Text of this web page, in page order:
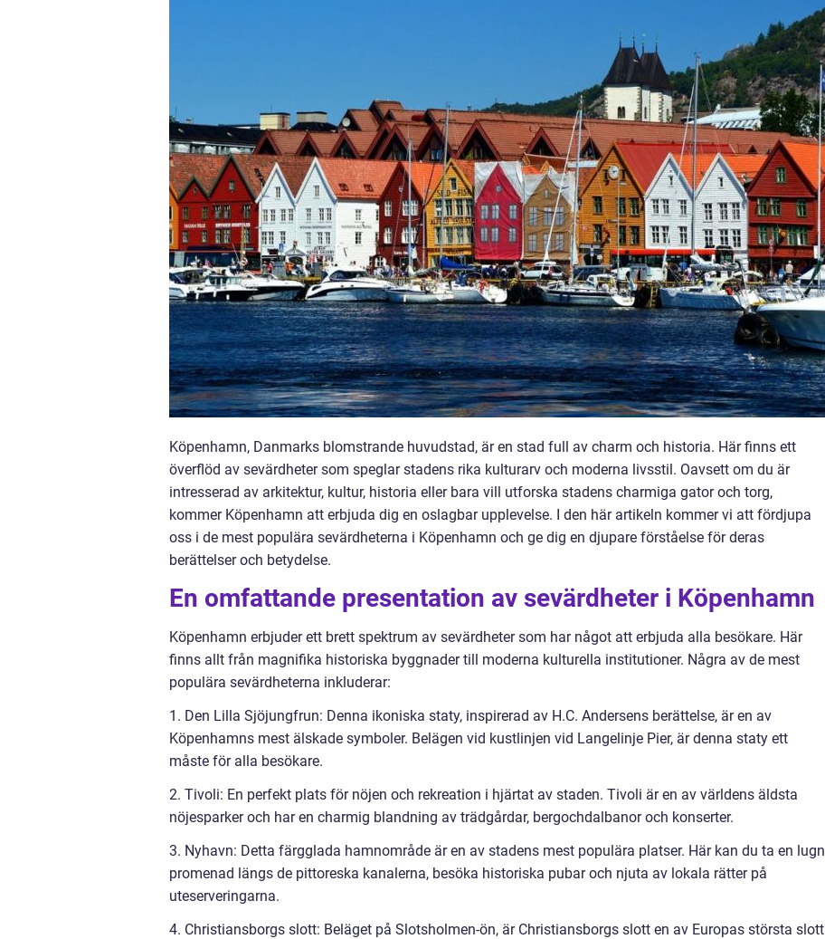
Köpenhamn, Danmarks blomstrande huvudstad, är en stad full av charm och historia. Här finns ett
överflöd av sevärdheter som speglar stadens rika kulturarv och moderna livsstil. Oavsett om du är
intresserad av arkitektur, kultur, historia eller bara vill utforska stadens charmiga gator och torg,
kommer Köpenhamn att erbjuda dig en oslagbar upplevelse. I den här artikeln kommer vi att fördjupa
oss i de mest populära sevärdheterna i Köpenhamn och ge dig en djupare förståelse för deras
berättelser och betydelse.
En omfattande presentation av sevärdheter i Köpenhamn
Köpenhamn erbjuder ett brett spektrum av sevärdheter som har något att erbjuda alla besökare. Här
finns allt från magnifika historiska byggnader till moderna kulturella institutioner. Några av de mest
populära sevärdheterna inkluderar:
1. Den Lilla Sjöjungfrun: Denna ikoniska staty, inspirerad av H.C. Andersens berättelse, är en av
Köpenhamns mest älskade symboler. Belägen vid kustlinjen vid Langelinje Pier, är denna staty ett
måste för alla besökare.
2. Tivoli: En perfekt plats för nöjen och rekreation i hjärtat av staden. Tivoli är en av världens äldsta
nöjesparker och har en charmig blandning av trädgårdar, bergochdalbanor och konserter.
3. Nyhavn: Detta färgglada hamnområde är en av stadens mest populära platser. Här kan du ta en lugn
promenad längs de pittoreska kanalerna, besöka historiska pubar och njuta av lokala rätter på
uteserveringarna.
4. Christiansborgs slott: Beläget på Slotsholmen-ön, är Christiansborgs slott en av Europas största slott